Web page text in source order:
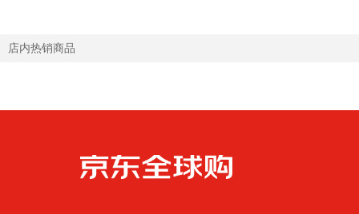
店内热销商品